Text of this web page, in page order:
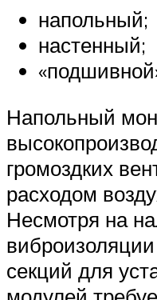
напольный;
настенный;
Напольный
громоздких
расходом
Несмотря на
секций для